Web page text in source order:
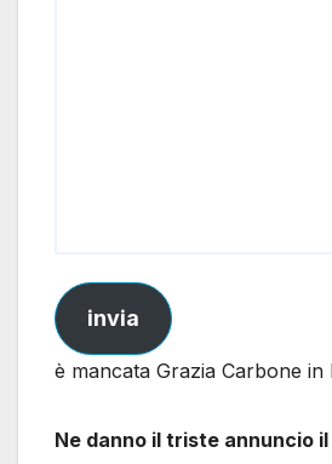
invia
è mancata Grazia Carbone in
Ne danno il triste annuncio